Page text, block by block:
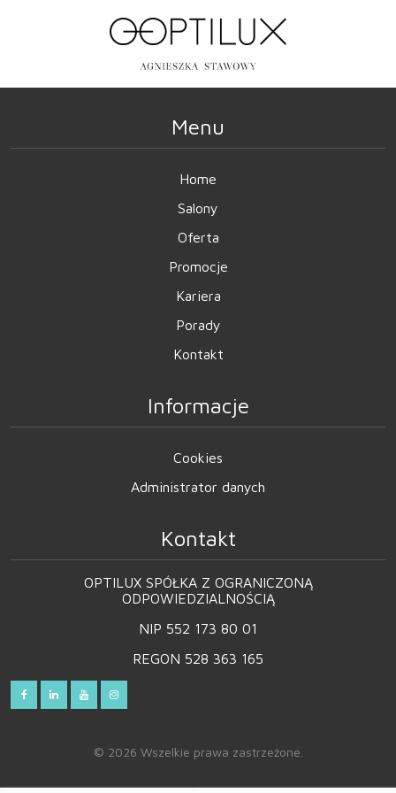
Menu
Home
Salony
Oferta
Promocje
Kariera
Porady
Kontakt
Informacje
Cookies
Administrator danych
Kontakt
OPTILUX SPÓŁKA Z OGRANICZONĄ
ODPOWIEDZIALNOŚCIĄ
NIP 552 173 80 01
REGON 528 363 165
© 2026 Wszelkie prawa zastrzeżone.